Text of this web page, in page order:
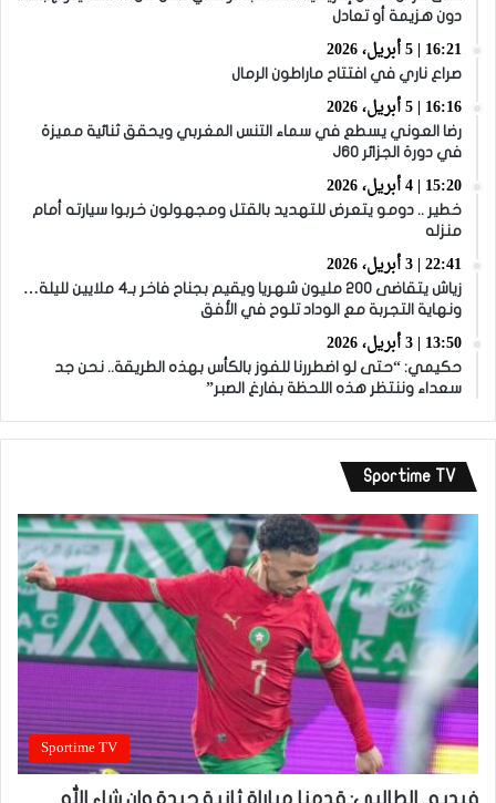
دون هزيمة أو تعادل
16:21 | 5 أبريل، 2026
صراع ناري في افتتاح ماراطون الرمال
16:16 | 5 أبريل، 2026
رضا العوني يسطع في سماء التنس المغربي ويحقق ثنائية مميزة
في دورة الجزائر J60
15:20 | 4 أبريل، 2026
خطير .. دومو يتعرض للتهديد بالقتل ومجهولون خربوا سيارته أمام
منزله
22:41 | 3 أبريل، 2026
زياش يتقاضى 200 مليون شهريا ويقيم بجناح فاخر بـ4 ملايين لليلة…
ونهاية التجربة مع الوداد تلوح في الأفق
13:50 | 3 أبريل، 2026
حكيمي: “حتى لو اضطررنا للفوز بالكأس بهذه الطريقة.. نحن جد
سعداء وننتظر هذه اللحظة بفارغ الصبر”
Sportime TV
Sportime TV
فيديو.. الطالبي: قدمنا مباراة ثانية جيدة وإن شاء الله